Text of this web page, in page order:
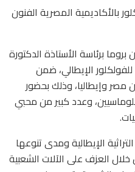
بالأكاديمية المصرية الفنون
برئاسة الأستاذة الدكتورة
الإيطالي، ضمن
مصر وإيطاليا، وذلك بحضور
وعدد كبير من محبي
الإيطالية ومدى تنوعها
خلال العزف على الآلات الشعبية